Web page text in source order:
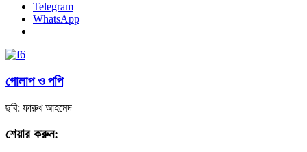
Telegram
WhatsApp
গোলাপ ও পপি
ছবি: ফারুখ আহমেদ
শেয়ার করুন: